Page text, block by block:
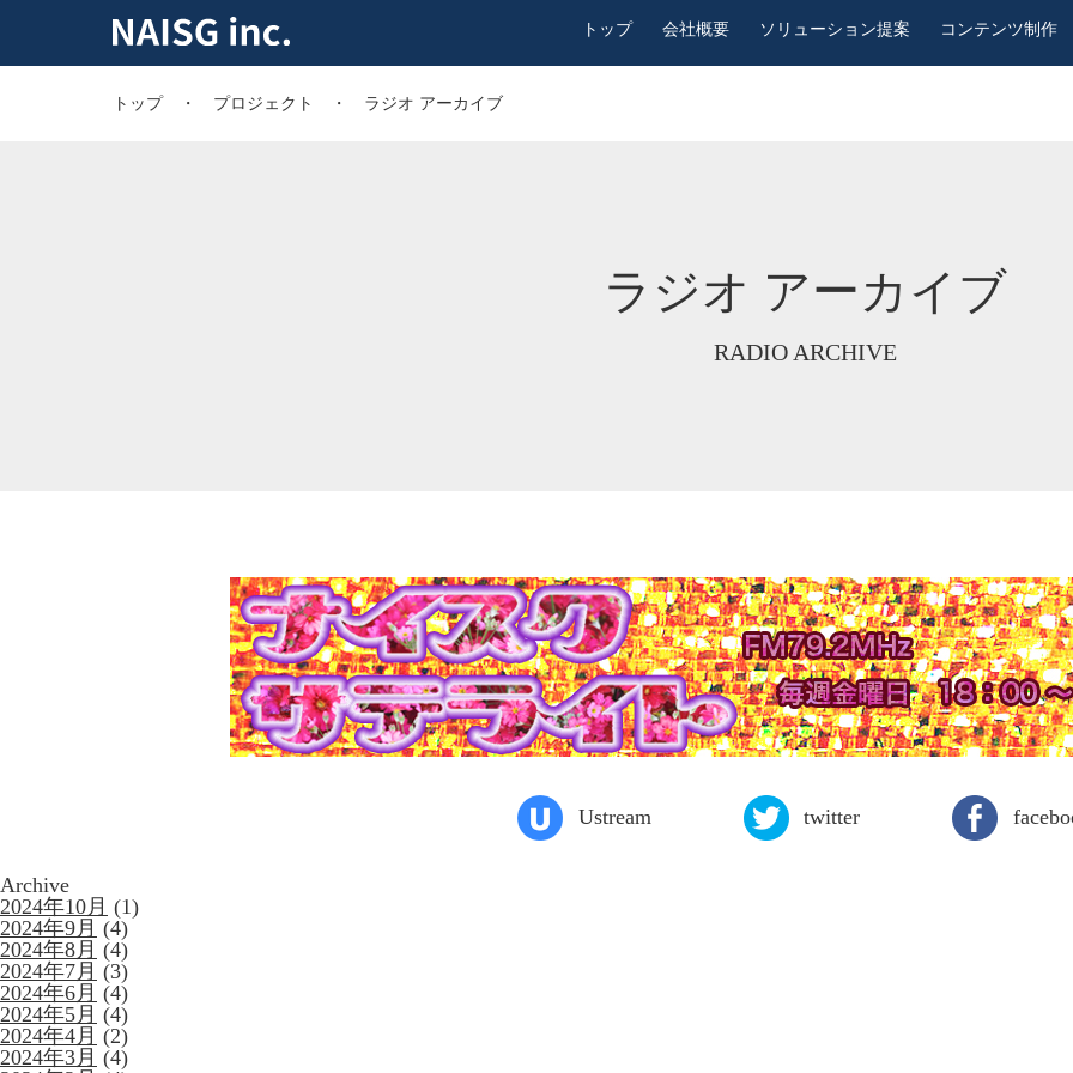
トップ 会社概要 ソリューション提案 コンテンツ制作
トップ プロジェクト ラジオ アーカイブ
ラジオ アーカイブ
RADIO ARCHIVE
Ustream twitter
Archive
2024年10月 (1)
2024年9月 (4)
2024年8月 (4)
2024年7月 (3)
2024年6月 (4)
2024年5月 (4)
2024年4月 (2)
2024年3月 (4)